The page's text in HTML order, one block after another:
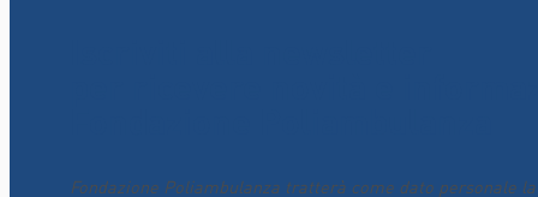
Fondazione Poliambulanza tratterà come dato personale